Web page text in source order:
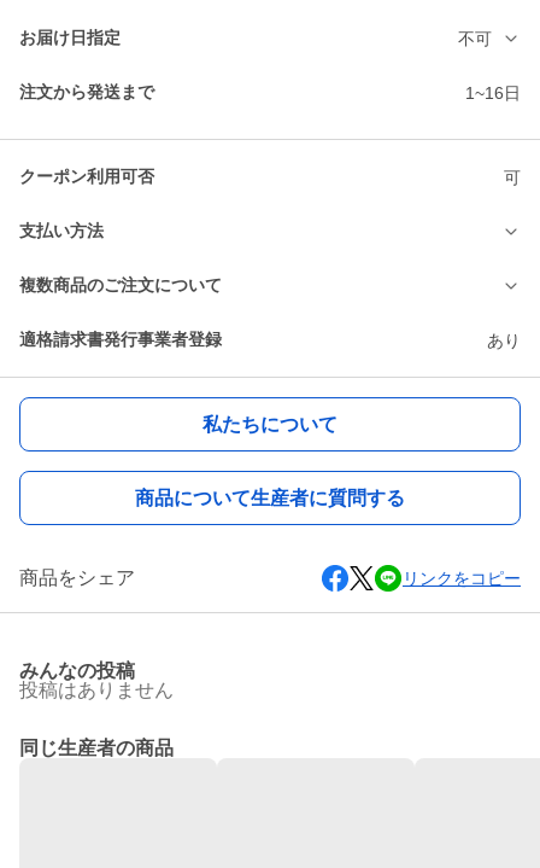
お届け日指定 不可
注文から発送まで 1~16日
クーポン利用可否 可
支払い方法
複数商品のご注文について
適格請求書発行事業者登録 あり
私たちについて
商品について生産者に質問する
商品をシェア リンクをコピー
みんなの投稿
投稿はありません
同じ生産者の商品